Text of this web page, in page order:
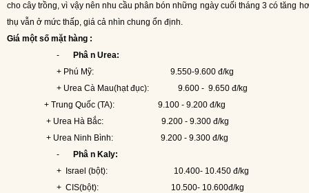
cho cây trồng, vì vậy nên nhu cầu phân bón những ngày cuối tháng 3 có tăng
thụ vẫn ở mức thấp, giá cả nhìn chung ổn định.
Giá một số mặt hàng :
-
Phâ n Urea:
+ Phú Mỹ: 9.550-9.600 đ/kg
+ Urea Cà Mau(hạt đục):
9.600 - 9.650 đ/kg
+ Trung Quốc (TA):
9.100 - 9.200 đ/kg
+ Urea Hà Bắc:
9.200 - 9.300 đ/kg
+ Urea Ninh Bình:
9.200 - 9.300 đ/kg
-
Phâ n Kal y:
+
srael (bột): 10.400- 10.450 đ/kg
+ CIS(bột): 10.500- 10.600đ/kg